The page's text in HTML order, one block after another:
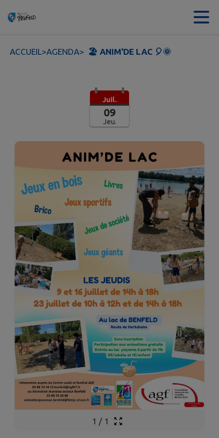
Contenu
ACCUEIL>AGENDA> 🏖️ ANIM'DE LAC 🎈🌞
Juil.
09
Jeu.
1 / 1